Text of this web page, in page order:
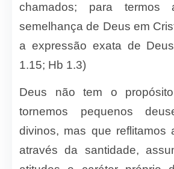
chamados; para
semelhança de Deus em
a expressão exata de
1.15; Hb 1.3)
Deus não tem o
tornemos pequenos
divinos, mas que reflitamos
através da santidade,